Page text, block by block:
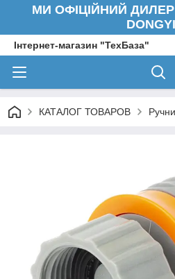
МИ ОФІЦІЙНИЙ ДИЛЕР
Інтернет-магазин "ТехБаза"
КАТАЛОГ ТОВАРОВ